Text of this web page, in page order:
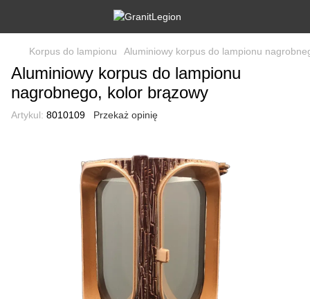
Korpus do lampionu Aluminiowy korpus do lampionu
Aluminiowy korpus do lampionu
nagrobnego, kolor brązowy
Artykul: 8010109 Przekaż opinię